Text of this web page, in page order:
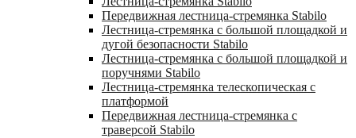
Передвижная лестница-стремянка Stabilo
Лестница-стремянка с большой площадкой и
дугой безопасности Stabilo
Лестница-стремянка с большой площадкой и
поручнями Stabilo
Лестница-стремянка телескопическая с
платформой
Передвижная лестница-стремянка с
траверсой Stabilo